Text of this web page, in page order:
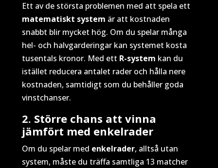
Ett av de största problemen med att spela ett
matematiskt system är att kostnaden
snabbt blir mycket hög. Om du spelar många
hel- och halvgarderingar kan systemet kosta
tusentals kronor. Med ett R-system kan du
istället reducera antalet rader och hålla nere
kostnaden, samtidigt som du behåller goda
vinstchanser.
2. Större chans att vinna
jämfört med enkelrader
Om du spelar med enkelrader, alltså utan
system, måste du träffa samtliga 13 matcher